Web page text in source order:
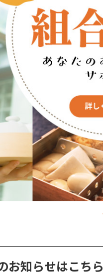
お知らせはこちら